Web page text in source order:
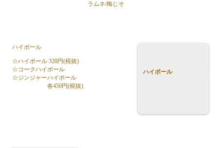
ラムネ/梅じそ
ハイボール
ハイボール
☆ハイボール 320円(税抜)
☆コークハイボール
☆ジンジャーハイボール
各450円(税抜)